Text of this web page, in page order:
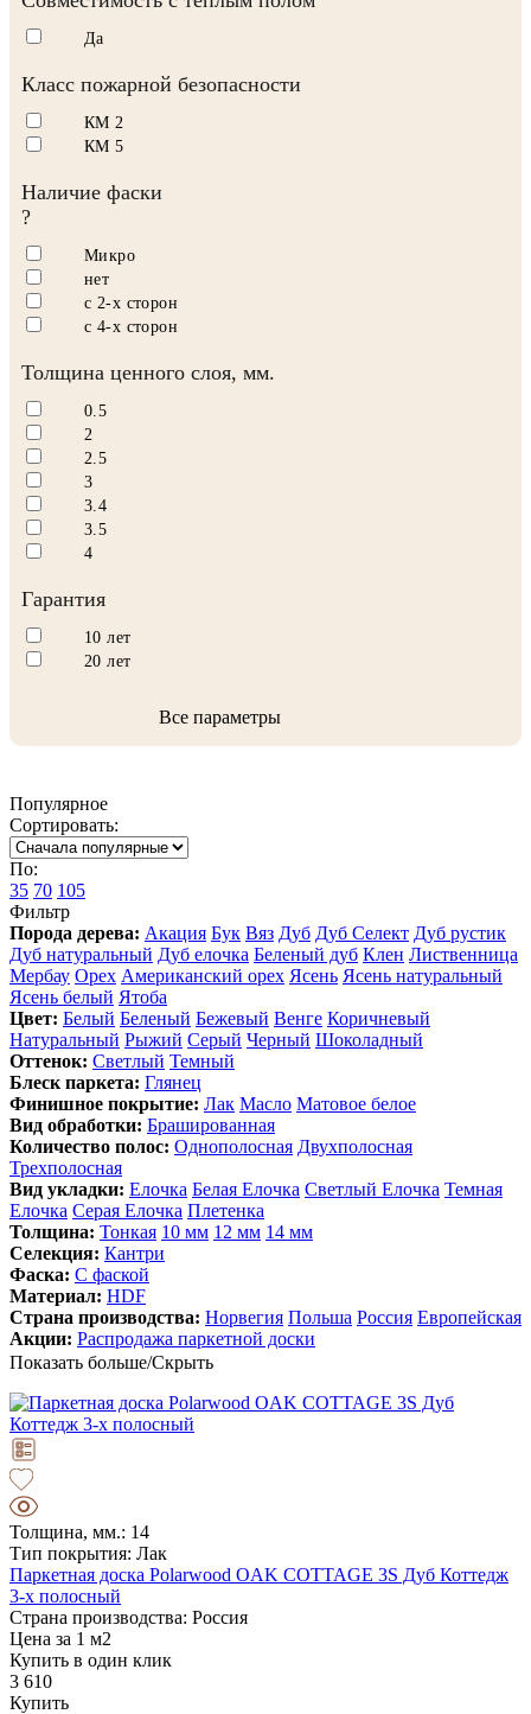
Да
Класс пожарной безопасности
КМ 2
КМ 5
Наличие фаски
?
Микро
нет
с 2-х сторон
с 4-х сторон
Толщина ценного слоя, мм.
0.5
2
2.5
3
3.4
3.5
4
Гарантия
10 лет
20 лет
Все параметры
Популярное
Сортировать:
По:
35 70 105
Фильтр
Порода дерева: Акация Бук Вяз Дуб Дуб Селект Дуб рустик
Дуб натуральный Дуб елочка Беленый дуб Клен Лиственница
Мербау Орех Американский орех Ясень Ясень натуральный
Ясень белый Ятоба
Цвет: Белый Беленый Бежевый Венге Коричневый
Натуральный Рыжий Серый Черный Шоколадный
Оттенок: Светлый Темный
Блеск паркета: Глянец
Финишное покрытие: Лак Масло Матовое белое
Вид обработки: Брашированная
Количество полос: Однополосная Двухполосная
Трехполосная
Вид укладки: Елочка Белая Елочка Светлый Елочка Темная
Елочка Серая Елочка Плетенка
Толщина: Тонкая 10 мм 12 мм 14 мм
Селекция: Кантри
Фаска: С фаской
Материал: HDF
Страна производства: Норвегия Польша Россия Европейская
Акции: Распродажа паркетной доски
Показать больше/Скрыть
Толщина, мм.: 14
Тип покрытия: Лак
Паркетная доска Polarwood OAK COTTAGE 3S Дуб Коттедж
3-х полосный
Страна производства: Россия
Цена за 1 м2
Купить в один клик
3 610
Купить